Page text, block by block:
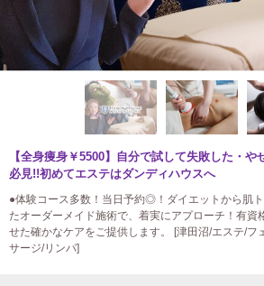
【全身痩身￥5500】自分で試して失敗した・
必見!!初めてエステはダンディハウスへ
●体験コース多数！当日予約◎！ダイエットから肌
たオーダーメイド施術で、着実にアプローチ！有資
せた確かなケアをご提供します。 [津田沼/エステ/フ
サージ/リンパ]